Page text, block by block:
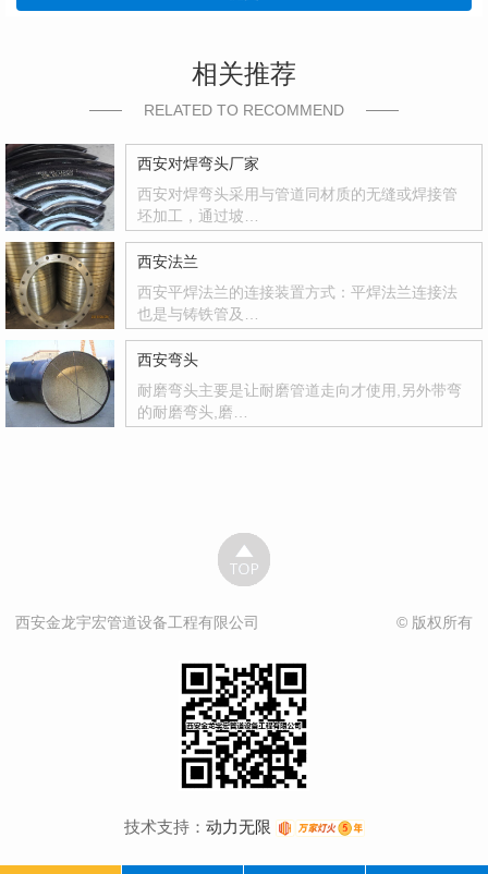
相关推荐
RELATED TO RECOMMEND
西安对焊弯头厂家
西安对焊弯头采用与管道同材质的无缝或焊接管
坯加工，通过坡…
西安法兰
西安平焊法兰的连接装置方式：平焊法兰连接法
也是与铸铁管及…
西安弯头
耐磨弯头主要是让耐磨管道走向才使用,另外带弯
的耐磨弯头,磨…
© 版权所有
西安金龙宇宏管道设备工程有限公司
技术支持： 动力无限